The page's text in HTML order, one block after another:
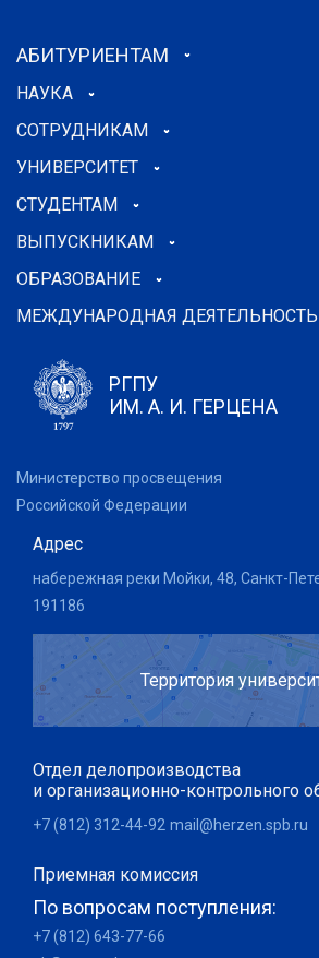
АБИТУРИЕНТАМ
НАУКА
СОТРУДНИКАМ
УНИВЕРСИТЕТ
СТУДЕНТАМ
ВЫПУСКНИКАМ
ОБРАЗОВАНИЕ
МЕЖДУНАРОДНАЯ ДЕЯТЕЛЬНОСТЬ
РГПУ
ИМ. А. И. ГЕРЦЕНА
Министерство просвещения
Российской Федерации
Адрес
набережная реки Мойки, 48, Санкт-
191186
Территория
Отдел делопроизводства
и организационно-контрольного
+7 (812) 312-44-92 mail@herzen.spb.ru
Приемная комиссия
По вопросам поступления:
+7 (812) 643-77-66